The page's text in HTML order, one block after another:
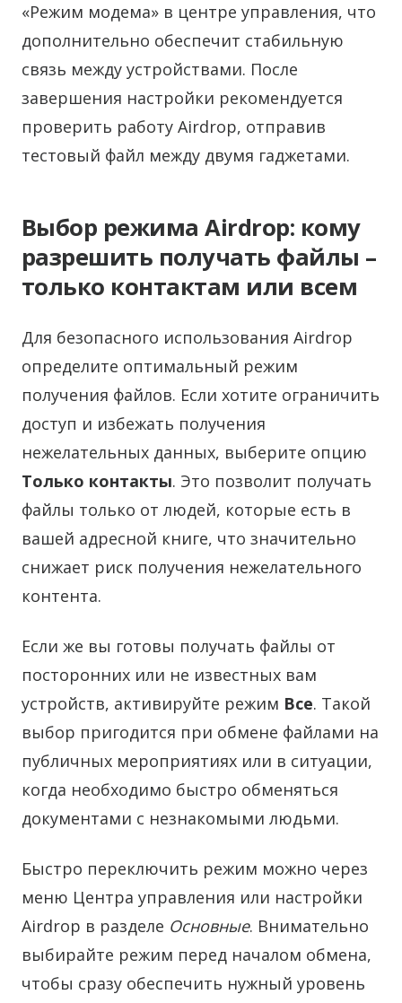
«Режим модема» в центре управления, что
дополнительно обеспечит стабильную
связь между устройствами. После
завершения настройки рекомендуется
проверить работу Airdrop, отправив
тестовый файл между двумя гаджетами.
Выбор режима Airdrop: кому
разрешить получать файлы –
только контактам или всем
Для безопасного использования Airdrop
определите оптимальный режим
получения файлов. Если хотите ограничить
доступ и избежать получения
нежелательных данных, выберите опцию
Только контакты. Это позволит получать
файлы только от людей, которые есть в
вашей адресной книге, что значительно
снижает риск получения нежелательного
контента.
Если же вы готовы получать файлы от
посторонних или не известных вам
устройств, активируйте режим Все. Такой
выбор пригодится при обмене файлами на
публичных мероприятиях или в ситуации,
когда необходимо быстро обменяться
документами с незнакомыми людьми.
Быстро переключить режим можно через
меню Центра управления или настройки
Airdrop в разделе Основные. Внимательно
выбирайте режим перед началом обмена,
чтобы сразу обеспечить нужный уровень